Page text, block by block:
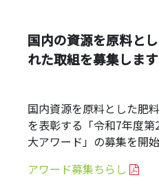
国内の資源を原料と
れた取組を募集します
国内資源を原料とした肥
を表彰する「令和7年度
大アワード」の募集を開始
アワード募集ちらし